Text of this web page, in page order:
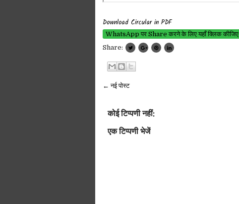
Download Circular in PDF
WhatsApp पर Share करने के लिए यहाँ क्लिक कीजिए
Share:
← नई पोस्ट
कोई टिप्पणी नहीं:
एक टिप्पणी भेजें